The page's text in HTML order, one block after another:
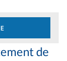
de